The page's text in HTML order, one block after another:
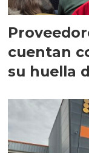
cuentan
su huella